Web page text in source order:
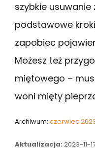
szybkie
podstawowe
zapobiec
Możesz też
miętowego –
woni mięty
Archiwum: czerwiec
Aktualizacja: 2023-11-